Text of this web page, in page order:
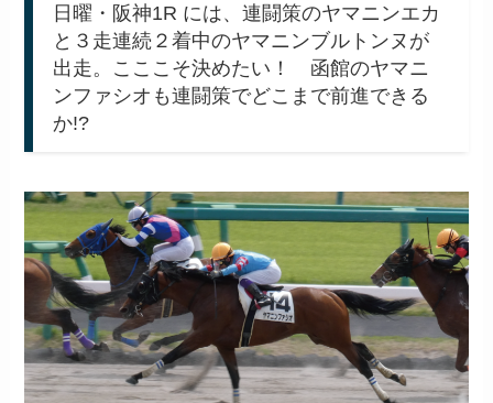
日曜・阪神1R には、連闘策のヤマニンエカ
と３走連続２着中のヤマニンブルトンヌが
出走。こここそ決めたい！ 函館のヤマニ
ンファシオも連闘策でどこまで前進できる
か!?